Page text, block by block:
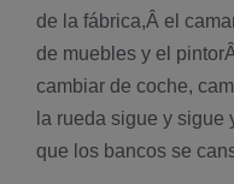
de la fábrica,Â el
de muebles y el
cambiar de coche,
la rueda sigue y sigue
que los bancos se